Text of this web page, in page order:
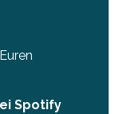
Spotify